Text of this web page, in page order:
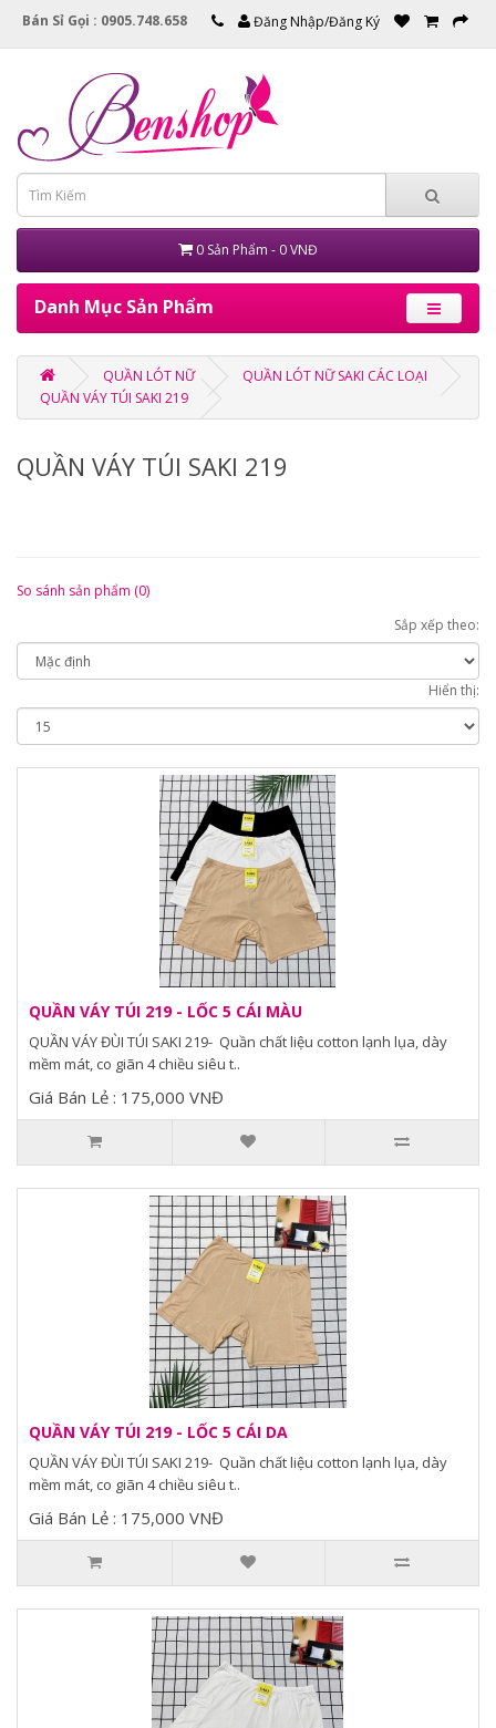
Bán Sỉ Gọi : 0905.748.658 Đăng Nhập/Đăng Ký
0 Sản Phẩm - 0 VNĐ
Danh Mục Sản Phẩm
QUẦN LÓT NỮ
QUẦN LÓT NỮ SAKI CÁC LOẠI
QUẦN VÁY TÚI SAKI 219
QUẦN VÁY TÚI SAKI 219
So sánh sản phẩm (0)
Sắp xếp theo:
Hiển thị:
QUẦN VÁY TÚI 219 - LỐC 5 CÁI MÀU
QUẦN VÁY ĐÙI TÚI SAKI 219- Quần chất liệu cotton lạnh lụa, dày
mềm mát, co giãn 4 chiều siêu t..
Giá Bán Lẻ : 175,000 VNĐ
QUẦN VÁY TÚI 219 - LỐC 5 CÁI DA
QUẦN VÁY ĐÙI TÚI SAKI 219- Quần chất liệu cotton lạnh lụa, dày
mềm mát, co giãn 4 chiều siêu t..
Giá Bán Lẻ : 175,000 VNĐ